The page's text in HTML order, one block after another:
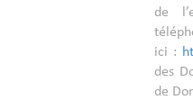
de
ici :
des
de